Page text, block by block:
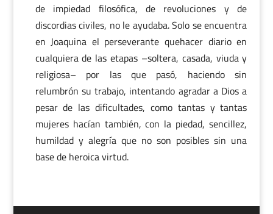
de impiedad filosófica, de revoluciones y de
discordias civiles, no le ayudaba. Solo se encuentra
en Joaquina el perseverante quehacer diario en
cualquiera de las etapas –soltera, casada, viuda y
religiosa– por las que pasó, haciendo sin
relumbrón su trabajo, intentando agradar a Dios a
pesar de las dificultades, como tantas y tantas
mujeres hacían también, con la piedad, sencillez,
humildad y alegría que no son posibles sin una
base de heroica virtud.